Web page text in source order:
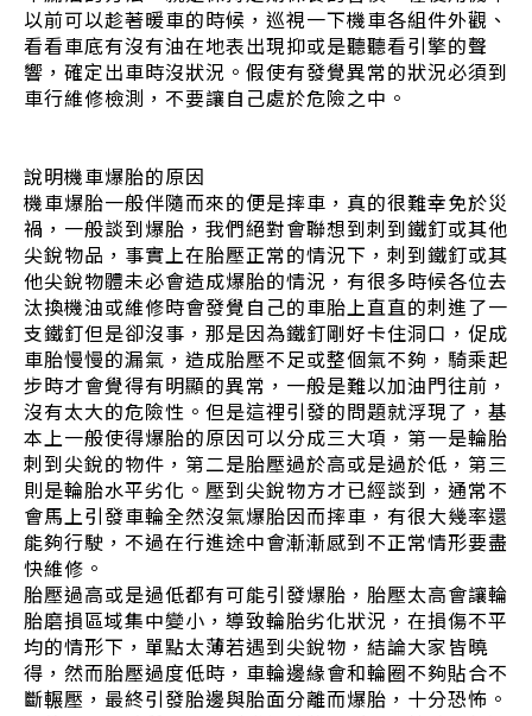
以前可以趁著暖車的時候，巡視一下機車各組件外觀、
看看車底有沒有油在地表出現抑或是聽聽看引擎的聲
響，確定出車時沒狀況。假使有發覺異常的狀況必須到
車行維修檢測，不要讓自己處於危險之中。
說明機車爆胎的原因
機車爆胎一般伴隨而來的便是摔車，真的很難幸免於災
禍，一般談到爆胎，我們絕對會聯想到刺到鐵釘或其他
尖銳物品，事實上在胎壓正常的情況下，刺到鐵釘或其
他尖銳物體未必會造成爆胎的情況，有很多時候各位去
汰換機油或維修時會發覺自己的車胎上直直的刺進了一
支鐵釘但是卻沒事，那是因為鐵釘剛好卡住洞口，促成
車胎慢慢的漏氣，造成胎壓不足或整個氣不夠，騎乘起
步時才會覺得有明顯的異常，一般是難以加油門往前，
沒有太大的危險性。但是這裡引發的問題就浮現了，基
本上一般使得爆胎的原因可以分成三大項，第一是輪胎
刺到尖銳的物件，第二是胎壓過於高或是過於低，第三
則是輪胎水平劣化。壓到尖銳物方才已經談到，通常不
會馬上引發車輪全然沒氣爆胎因而摔車，有很大幾率還
能夠行駛，不過在行進途中會漸漸感到不正常情形要盡
快維修。
胎壓過高或是過低都有可能引發爆胎，胎壓太高會讓輪
胎磨損區域集中變小，導致輪胎劣化狀況，在損傷不平
均的情形下，單點太薄若遇到尖銳物，結論大家皆曉
得，然而胎壓過度低時，車輪邊緣會和輪圈不夠貼合不
斷輾壓，最終引發胎邊與胎面分離而爆胎，十分恐怖。